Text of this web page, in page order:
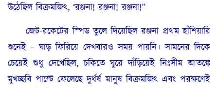
উঠেছিল বিক্ৰমজিৎ, ‘রঞ্জনা! রঞ্জনা! রঞ্জনা!”
জেট-রকেটের স্পিড তুলে দিয়েছিল রঞ্জনা প্রথম হাঁশিয়ারি
শুনেই – ঘাড় ফিরিয়ে দেখবারও সময় পায়নি। সামনের দিকে
চেয়েই শুধু দেখেছিল, চকিতে ঘুরে দাঁড়িয়েই নিঃসীম আতঙ্কে
মুখচ্ছবি পাল্টে ফেলেছে দুর্ধর্ষ মানুষ বিক্ৰমজিৎ এবং পরক্ষণেই